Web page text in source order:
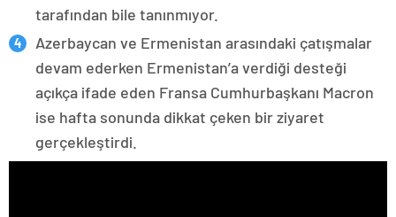
tarafından bile tanınmıyor.
Azerbaycan ve Ermenistan arasındaki çatışmalar
devam ederken Ermenistan’a verdiği desteği
açıkça ifade eden Fransa Cumhurbaşkanı Macron
ise hafta sonunda dikkat çeken bir ziyaret
gerçekleştirdi.